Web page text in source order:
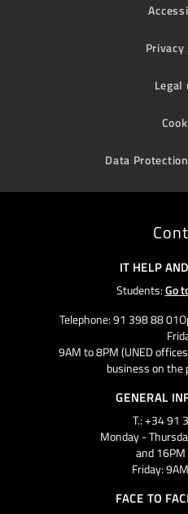
Legal
Data
IT HELP
Students:Go
Telephone: 91 398 88
9AM to 8PM (UNED
business on the
GENERAL
T.: +34 91
Monday -
and
Friday:
FACE TO